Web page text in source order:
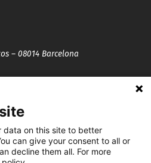
– 08014 Barcelona
data on this site to better
can give your consent to all or
decline them all. For more